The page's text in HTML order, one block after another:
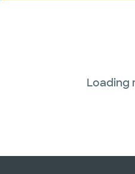
Loading